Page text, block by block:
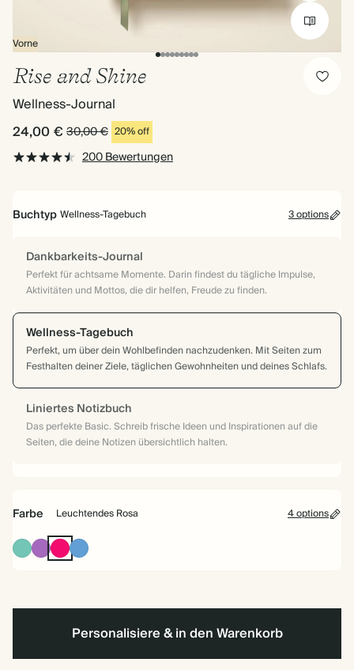
Vorne
Rise and Shine
Wellness-Journal
24,00 € 30,00 € 20% off
200 Bewertungen
BuchtypWellness-Tagebuch 3 options
Dankbarkeits-Journal
Perfekt für achtsame Momente. Darin findest du tägliche Impulse,
Aktivitäten und Mottos, die dir helfen, Freude zu finden.
Wellness-Tagebuch
Perfekt, um über dein Wohlbefinden nachzudenken. Mit Seiten zum
Festhalten deiner Ziele, täglichen Gewohnheiten und deines Schlafs.
Liniertes Notizbuch
Das perfekte Basic. Schreib frische Ideen und Inspirationen auf die
Seiten, die deine Notizen übersichtlich halten.
Farbe Leuchtendes Rosa 4 options
TürkisViolettLeuchtendes
Rosa
Staubiges
Mittelblau
Personalisiere & in den Warenkorb